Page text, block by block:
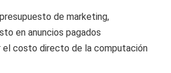
de marketing,
en anuncios pagados
el costo directo de la computación